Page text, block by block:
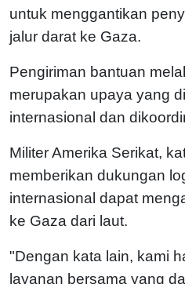
untuk menggantikan
jalur darat ke Gaza.
Pengiriman bantuan
merupakan upaya yang
internasional dan
Militer Amerika Serikat,
memberikan dukungan
internasional dapat
ke Gaza dari laut.
"Dengan kata lain, kami
layanan bersama yang